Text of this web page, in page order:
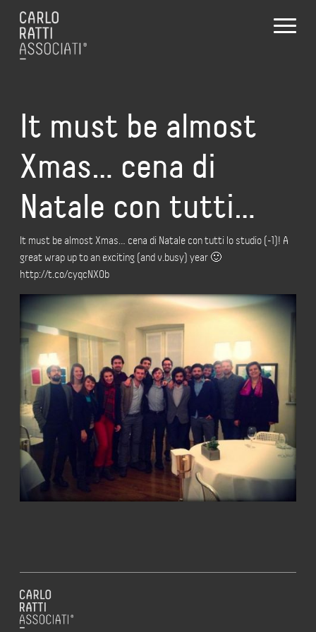
It must be almost
Xmas… cena di
Natale con tutti…
It must be almost Xmas… cena di Natale con tutti lo studio (-1)! A
great wrap up to an exciting (and v.busy) year 🙂
http://t.co/cyqcNXOb